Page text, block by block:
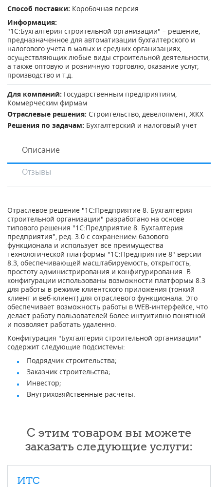
Способ поставки: Коробочная версия
Информация:
"1С:Бухгалтерия строительной организации" – решение,
предназначенное для автоматизации бухгалтерского и
налогового учета в малых и средних организациях,
осуществляющих любые виды строительной деятельности,
а также оптовую и розничную торговлю, оказание услуг,
производство и т.д.
Для компаний: Государственным предприятиям
Коммерческим фирмам
Отраслевые решения: Строительство, девелопмент, ЖКХ
Решения по задачам: Бухгалтерский и налоговый учет
Описание
Отзывы
Отраслевое решение "1С:Предприятие 8. Бухгалтерия
строительной организации" разработано на основе
типового решения "1С:Предприятие 8. Бухгалтерия
предприятия", ред. 3.0 с сохранением базового
функционала и использует все преимущества
технологической платформы "1С:Предприятие 8" версии
8.3, обеспечивающей масштабируемость, открытость,
простоту администрирования и конфигурирования. В
конфигурации использованы возможности платформы 8.3
для работы в режиме клиентского приложения (тонкий
клиент и веб-клиент) для отраслевого функционала. Это
обеспечивает возможность работы в WEB-интерфейсе, что
делает работу пользователей более интуитивно понятной
и позволяет работать удаленно.
Конфигурация "Бухгалтерия строительной организации"
содержит следующие подсистемы:
Подрядчик строительства;
Заказчик строительства;
Инвестор;
Внутрихозяйственные расчеты.
С этим товаром вы можете
заказать следующие услуги:
ИТС